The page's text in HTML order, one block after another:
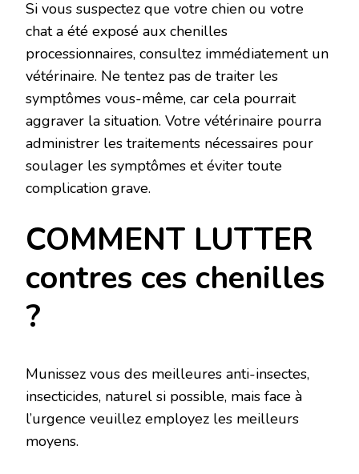
Si vous suspectez que votre chien ou votre
chat a été exposé aux chenilles
processionnaires, consultez immédiatement un
vétérinaire. Ne tentez pas de traiter les
symptômes vous-même, car cela pourrait
aggraver la situation. Votre vétérinaire pourra
administrer les traitements nécessaires pour
soulager les symptômes et éviter toute
complication grave.
COMMENT LUTTER
contres ces chenilles
?
Munissez vous des meilleures anti-insectes,
insecticides, naturel si possible, mais face à
l’urgence veuillez employez les meilleurs
moyens.